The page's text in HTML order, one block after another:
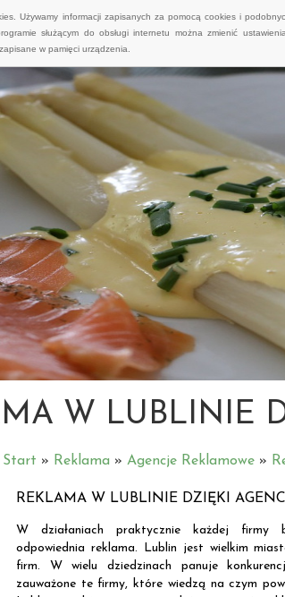
Używamy informacji zapisanych za pomocą cookies i
służącym do obsługi internetu można zmienić
w pamięci urządzenia.
W LUBLINIE
Start » Reklama » Agencje Reklamowe »
REKLAMA W LUBLINIE DZIĘKI
W działaniach praktycznie każdej firmy
odpowiednia reklama. Lublin jest wielkim
firm. W wielu dziedzinach panuje
zauważone te firmy, które wiedzą na czym